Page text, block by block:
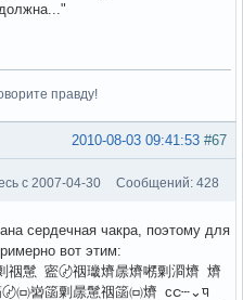
правду!
#67
2010-08-03 09:41:53
с 2007-04-30 Сообщений: 428
сердечная чакра, поэтому для
вот этим:
䰄 䀄〄䄄㼄㸄㬄㸄㘄㔄㴄㸄 㸄
㈄㠄䈄㔄㬄䰄䄄䈄㈄㸄 ᴄင┄⌄ᤄ